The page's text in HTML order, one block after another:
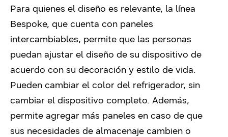
Para quienes el diseño es relevante, la línea
Bespoke, que cuenta con paneles
intercambiables, permite que las personas
puedan ajustar el diseño de su dispositivo de
acuerdo con su decoración y estilo de vida.
Pueden cambiar el color del refrigerador, sin
cambiar el dispositivo completo. Además,
permite agregar más paneles en caso de que
sus necesidades de almacenaje cambien o